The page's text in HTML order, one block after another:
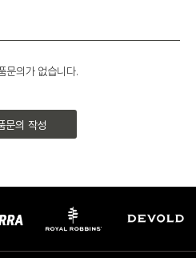
문의가 없습니다.
문의 작성